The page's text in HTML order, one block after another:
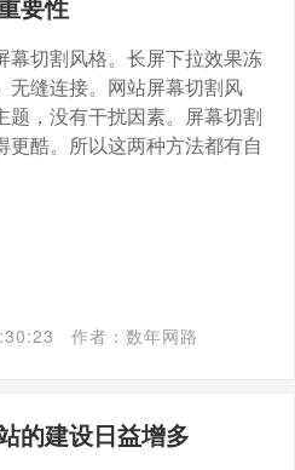
要性
幕切割风格。长屏下拉效果冻
无缝连接。网站屏幕切割风
题，没有干扰因素。屏幕切割
酷。所以这两种方法都有自
作者：数年网路
的建设日益增多